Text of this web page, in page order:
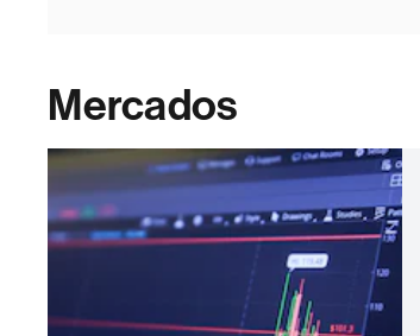
Mercados